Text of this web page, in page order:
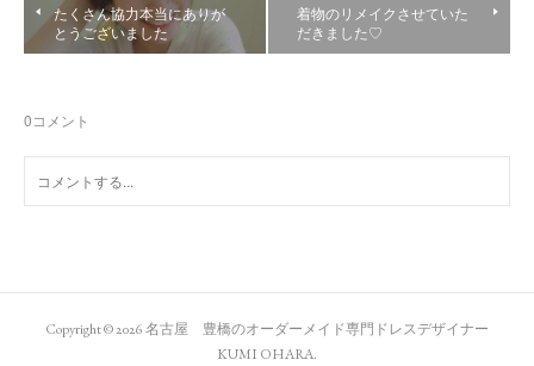
たくさん協力本当にありが
とうございました
着物のリメイクさせていた
だきました♡
0コメント
Copyright ©2026名古屋 豊橋のオーダーメイド専門ドレスデザイナー
KUMI OHARA.